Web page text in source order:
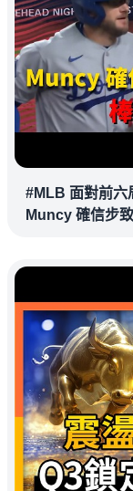
#MLB 面對前六
Muncy 確信步